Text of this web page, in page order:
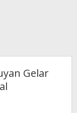
Gelar